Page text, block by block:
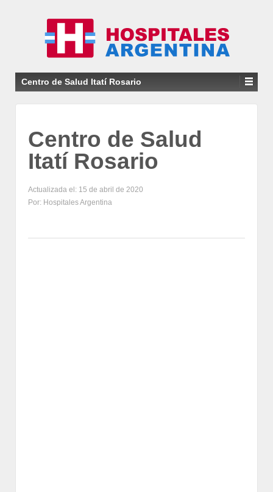
Centro de Salud Itatí Rosario
Centro de Salud
Itatí Rosario
Actualizada el: 15 de abril de 2020
Por: Hospitales Argentina